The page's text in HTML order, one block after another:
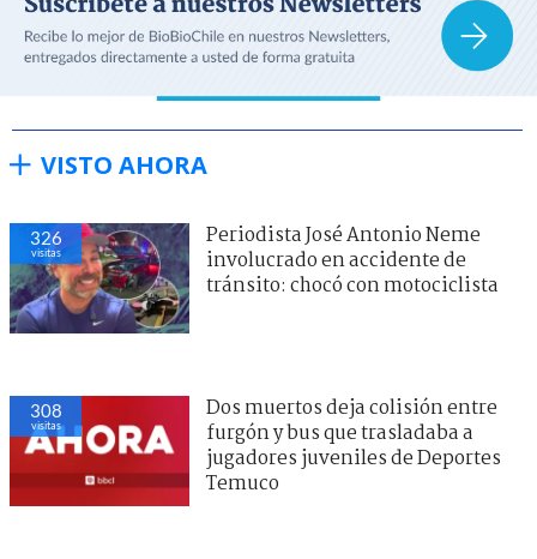
VISTO AHORA
326
visitas
Periodista José Antonio Neme
involucrado en accidente de
tránsito: chocó con motociclista
308
visitas
Dos muertos deja colisión entre
furgón y bus que trasladaba a
jugadores juveniles de Deportes
Temuco